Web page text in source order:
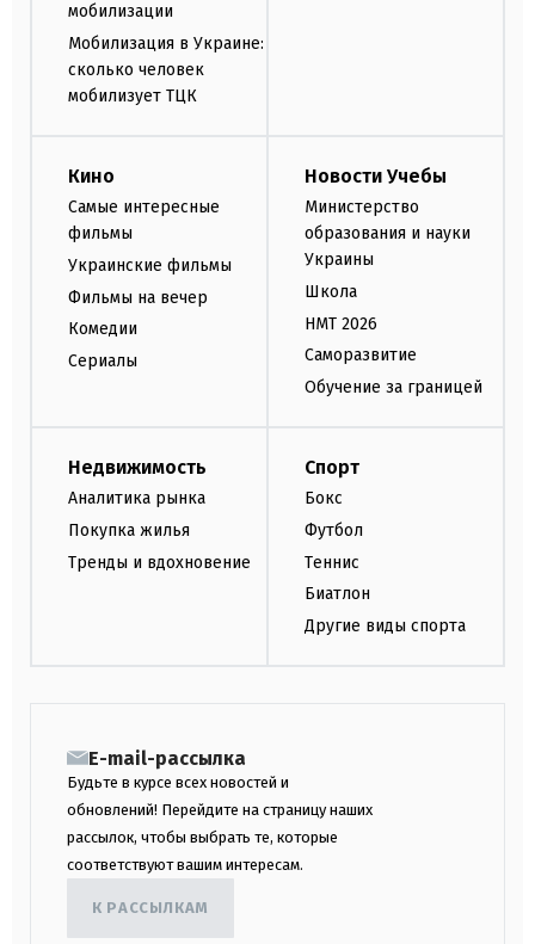
мобилизации
Мобилизация в Украине:
сколько человек
мобилизует ТЦК
Кино
Самые интересные
фильмы
Украинские фильмы
Фильмы на вечер
Комедии
Сериалы
Новости Учебы
Министерство
образования и науки
Украины
Школа
НМТ 2026
Саморазвитие
Обучение за границей
Недвижимость
Аналитика рынка
Покупка жилья
Тренды и вдохновение
Спорт
Бокс
Футбол
Теннис
Биатлон
Другие виды спорта
E-mail-рассылка
Будьте в курсе всех новостей и
обновлений! Перейдите на страницу наших
рассылок, чтобы выбрать те, которые
соответствуют вашим интересам.
К РАССЫЛКАМ